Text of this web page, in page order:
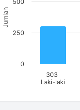
Jumlah
303
Laki-laki
0
250
500